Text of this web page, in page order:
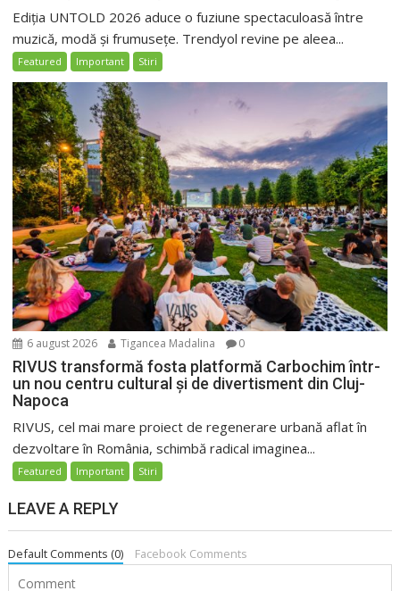
Ediția UNTOLD 2026 aduce o fuziune spectaculoasă între
muzică, modă și frumusețe. Trendyol revine pe aleea...
Featured Important Stiri
6 august 2026 Tigancea Madalina 0
RIVUS transformă fosta platformă Carbochim într-
un nou centru cultural și de divertisment din Cluj-
Napoca
RIVUS, cel mai mare proiect de regenerare urbană aflat în
dezvoltare în România, schimbă radical imaginea...
Featured Important Stiri
LEAVE A REPLY
Default Comments (0) Facebook Comments